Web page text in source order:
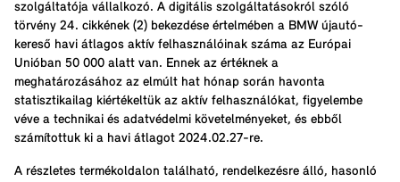
szolgáltatója vállalkozó. A digitális szolgáltatásokról szóló
törvény 24. cikkének (2) bekezdése értelmében a BMW újautó-
kereső havi átlagos aktív felhasználóinak száma az Európai
Unióban 50 000 alatt van. Ennek az értéknek a
meghatározásához az elmúlt hat hónap során havonta
statisztikailag kiértékeltük az aktív felhasználókat, figyelembe
véve a technikai és adatvédelmi követelményeket, és ebből
számítottuk ki a havi átlagot 2024.02.27-re.
A részletes termékoldalon található, rendelkezésre álló, hasonló